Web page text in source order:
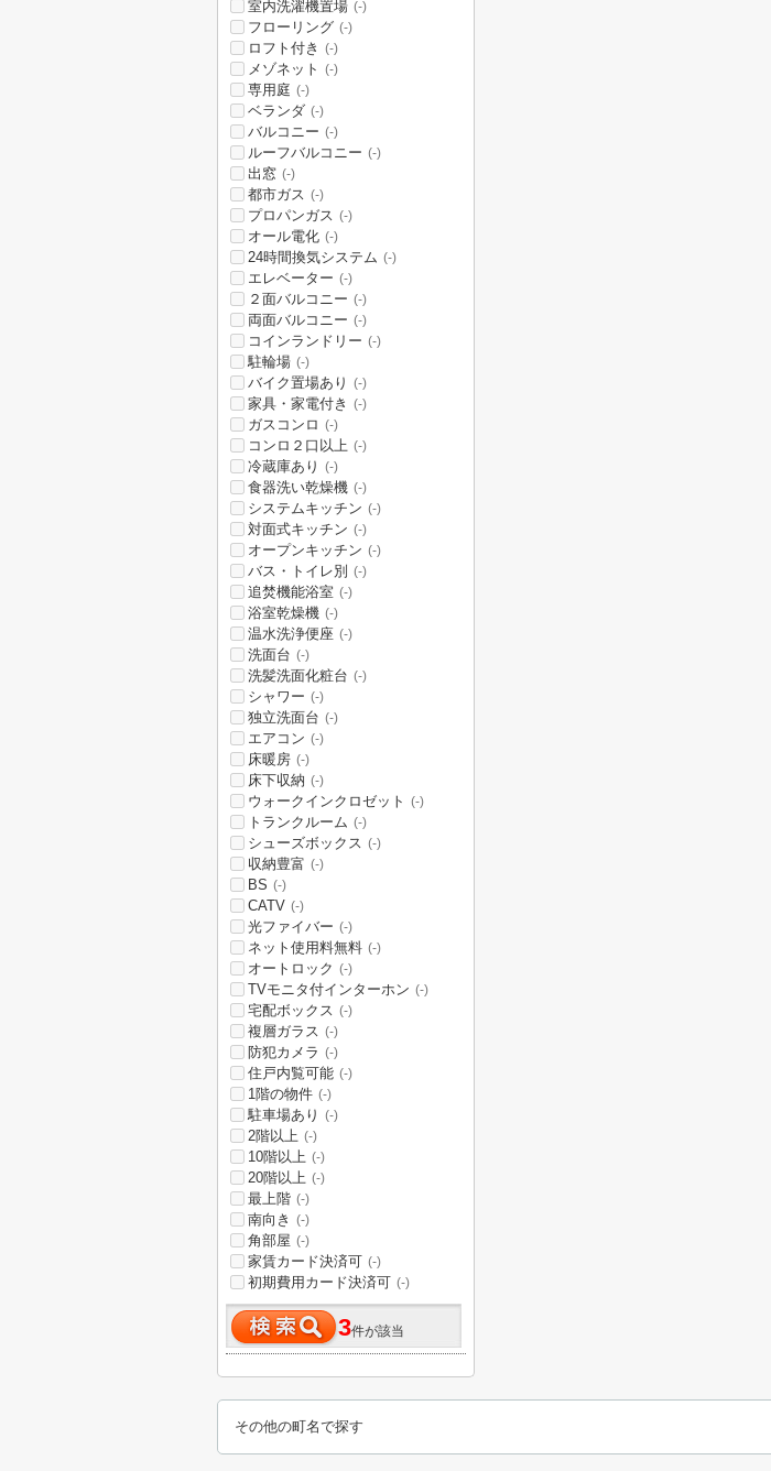
室内洗濯機置場 (-)
フローリング (-)
ロフト付き (-)
メゾネット (-)
専用庭 (-)
ベランダ (-)
バルコニー (-)
ルーフバルコニー (-)
出窓 (-)
都市ガス (-)
プロパンガス (-)
オール電化 (-)
24時間換気システム (-)
エレベーター (-)
２面バルコニー (-)
両面バルコニー (-)
コインランドリー (-)
駐輪場 (-)
バイク置場あり (-)
家具・家電付き (-)
ガスコンロ (-)
コンロ２口以上 (-)
冷蔵庫あり (-)
食器洗い乾燥機 (-)
システムキッチン (-)
対面式キッチン (-)
オープンキッチン (-)
バス・トイレ別 (-)
追焚機能浴室 (-)
浴室乾燥機 (-)
温水洗浄便座 (-)
洗面台 (-)
洗髪洗面化粧台 (-)
シャワー (-)
独立洗面台 (-)
エアコン (-)
床暖房 (-)
床下収納 (-)
ウォークインクロゼット (-)
トランクルーム (-)
シューズボックス (-)
収納豊富 (-)
BS (-)
CATV (-)
光ファイバー (-)
ネット使用料無料 (-)
オートロック (-)
TVモニタ付インターホン (-)
宅配ボックス (-)
複層ガラス (-)
防犯カメラ (-)
住戸内覧可能 (-)
1階の物件 (-)
駐車場あり (-)
2階以上 (-)
10階以上 (-)
20階以上 (-)
最上階 (-)
南向き (-)
角部屋 (-)
家賃カード決済可 (-)
初期費用カード決済可 (-)
3件が該当
その他の町名で探す